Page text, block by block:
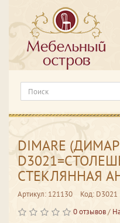
DIMARE
СТЕКЛЯННАЯ
Артикул: 121130 Код: D3021
0 отзывов/